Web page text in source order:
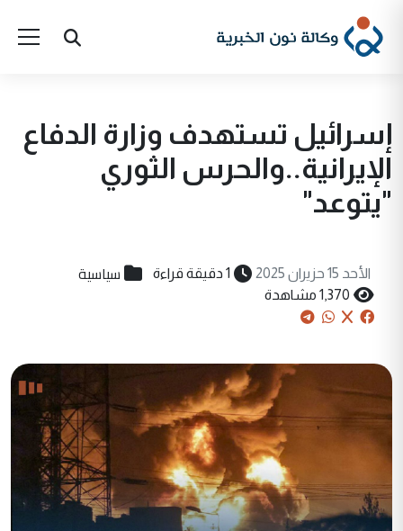
إسرائيل تستهدف وزارة الدفاع
الإيرانية..والحرس الثوري
"يتوعد"
الأحد 15 حزيران 2025 1 دقيقة قراءة سياسية
1,370 مشاهدة